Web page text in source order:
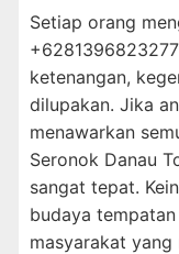
Setiap orang
ketenangan,
dilupakan. Jika
menawarkan
Seronok Danau
sangat tepat.
budaya
masyarakat yang